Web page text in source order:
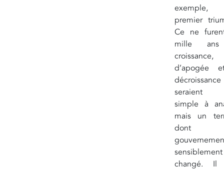
premier
Ce ne
mille
croissance,
d’apogée
seraient
simple à
mais un
dont
sensiblement
changé. Il